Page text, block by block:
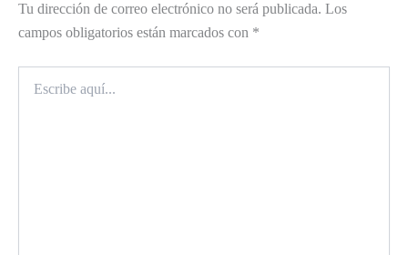
Tu dirección de correo electrónico no será publicada. Los
campos obligatorios están marcados con *
aquí...